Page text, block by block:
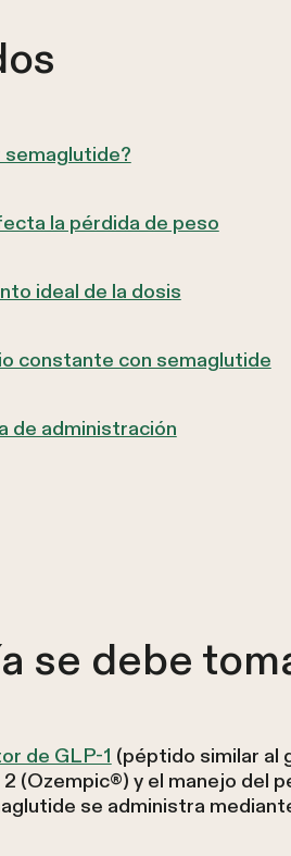
semaglutide?
la pérdida de peso
ideal de la dosis
constante con semaglutide
de administración
se debe
de GLP-1(péptido similar al
(Ozempic®) y el manejo del
se administra